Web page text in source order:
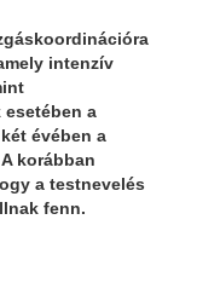
intenzív
esetében a
évében a
korábban
a testnevelés
fenn.